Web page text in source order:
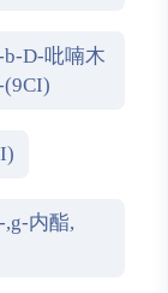
D-吡喃木
内酯,